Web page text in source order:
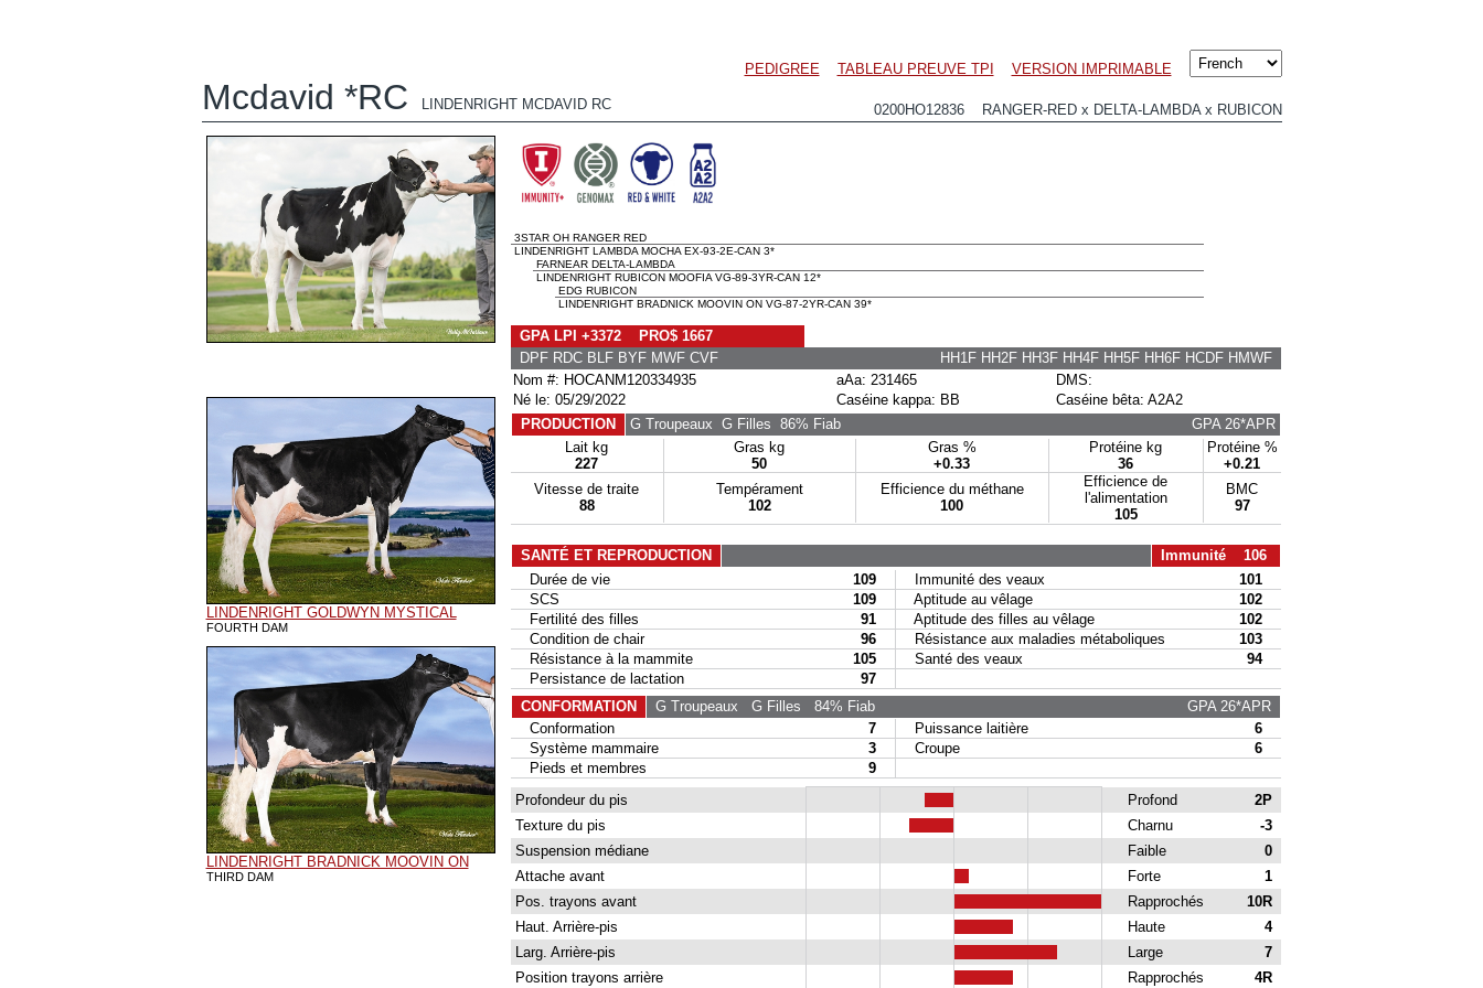
PEDIGREE TABLEAU PREUVE TPI VERSION IMPRIMABLE
Mcdavid *RC LINDENRIGHT MCDAVID RC 0200HO12836 RANGER-RED x DELTA-LAMBDA x RUBICON
LINDENRIGHT GOLDWYN MYSTICAL
FOURTH DAM
LINDENRIGHT BRADNICK MOOVIN ON
THIRD DAM
3STAR OH RANGER RED
LINDENRIGHT LAMBDA MOCHA EX-93-2E-CAN 3*
FARNEAR DELTA-LAMBDA
LINDENRIGHT RUBICON MOOFIA VG-89-3YR-CAN 12*
EDG RUBICON
LINDENRIGHT BRADNICK MOOVIN ON VG-87-2YR-CAN 39*
GPA LPI +3372 PRO$ 1667
DPF RDC BLF BYF MWF CVF
HH1F HH2F HH3F HH4F HH5F HH6F HCDF HMWF
Nom #: HOCANM120334935
aAa: 231465
DMS:
Né le: 05/29/2022
Caséine kappa: BB
Caséine bêta: A2A2
PRODUCTION
G Troupeaux G Filles 86% Fiab
GPA 26*APR
Lait kg
227
Gras kg
50
Gras %
+0.33
Protéine kg
36
Protéine %
+0.21
Vitesse de traite
88
Tempérament
102
Efficience du méthane
100
Efficience de
l'alimentation
105
BMC
97
SANTÉ ET REPRODUCTION
Immunité 106
Durée de vie
109 Immunité des veaux
101
SCS
109 Aptitude au vêlage
102
Fertilité des filles
91 Aptitude des filles au vêlage
102
Condition de chair
96 Résistance aux maladies métaboliques
103
Résistance à la mammite
105 Santé des veaux
94
Persistance de lactation
97
CONFORMATION
G Troupeaux G Filles 84% Fiab
GPA 26*APR
Conformation
7 Puissance laitière
6
Système mammaire
3 Croupe
6
Pieds et membres
9
Profondeur du pis
Profond
2P
Texture du pis
Charnu
-3
Suspension médiane
Faible
0
Attache avant
Forte
1
Pos. trayons avant
Rapprochés
10R
Haut. Arrière-pis
Haute
4
Larg. Arrière-pis
Large
7
Position trayons arrière
Rapprochés 4R